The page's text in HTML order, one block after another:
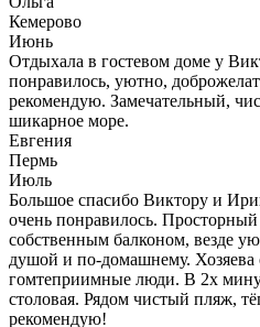
Кемерово
Июнь
Отдыхала в гостевом доме у
понравилось, уютно,
рекомендую. Замечательный,
шикарное море.
Евгения
Пермь
Июль
Большое спасибо Виктору и
очень понравилось.
собственным балконом, везде
душой и по-домашнему. Хозяева
гомтеприимные люди. В 2х
столовая. Рядом чистый пляж,
рекомендую!